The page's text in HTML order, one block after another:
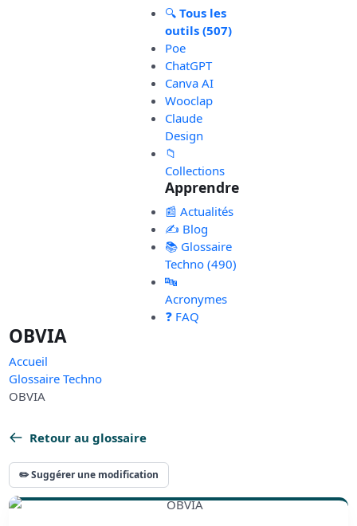
🔍 Tous les
outils (507)
Poe
ChatGPT
Canva AI
Wooclap
Claude
Design
📁
Collections
Apprendre
📰 Actualités
✍️ Blog
📚 Glossaire
Techno (490)
🔤
Acronymes
❓ FAQ
OBVIA
Accueil
Glossaire Techno
OBVIA
Retour au glossaire
✏️ Suggérer une modification